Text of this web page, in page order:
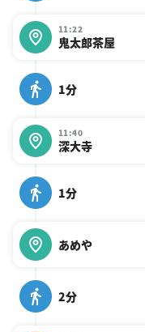
11:22
鬼太郎茶屋
1分
11:40
深大寺
1分
あめや
2分